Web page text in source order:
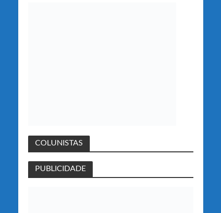
COLUNISTAS
PUBLICIDADE